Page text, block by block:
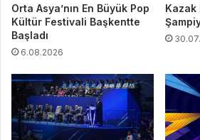
Orta Asya’nın En Büyük Pop
Kültür Festivali Başkentte
Başladı
6.08.2026
Kazak